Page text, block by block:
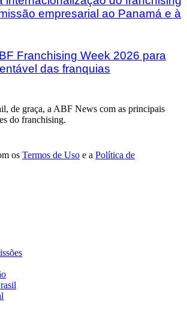
empresarial ao Panamá e à
Franchising Week 2026 para
das franquias
de graça, a ABF News com as principais
do franchising.
os Termos de Uso e a Política de